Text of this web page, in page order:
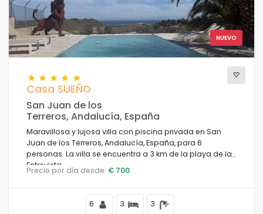
Servicios populares
Opciones
NUEVO
Casa SUEÑO
San Juan de los
Terreros, Andalucía, España
Maravillosa y lujosa villa con piscina privada en San
Juan de los Terreros, Andalucía, España, para 6
personas. La villa se encuentra a 3 km de la playa de la
Entrevista.
Precio por día desde: € 700
6 3 3